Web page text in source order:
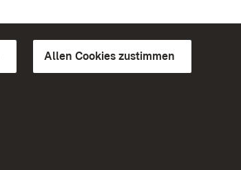
Allen Cookies zustimmen